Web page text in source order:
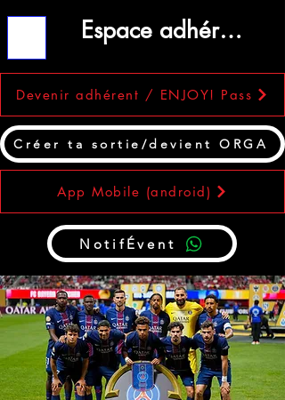
Devenir adhérent / ENJOY! Pass
Créer ta sortie/devient ORGA
Espace adhérent
NotifÉvent
App Mobile (android)